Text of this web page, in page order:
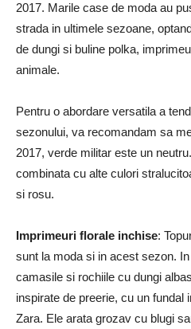
2017. Marile case de moda au
strada in ultimele sezoane,
de dungi si buline polka,
animale.
Pentru o abordare versatila a
sezonului, va recomandam sa
2017, verde militar este un
combinata cu alte culori
si rosu.
Imprimeuri florale inchise:
sunt la moda si in acest sezon.
camasile si rochiile cu dungi
inspirate de preerie, cu un fundal
Zara. Ele arata grozav cu blugi